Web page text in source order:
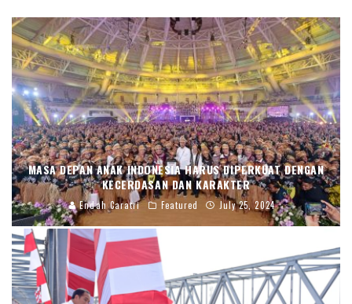
MASA DEPAN ANAK INDONESIA HARUS DIPERKUAT DENGAN
KECERDASAN DAN KARAKTER
Endah Caratri Featured July 25, 2024